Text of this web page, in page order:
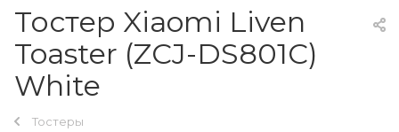
Тостер Xiaomi Liven
Toaster (ZCJ-DS801C)
White
Тостеры